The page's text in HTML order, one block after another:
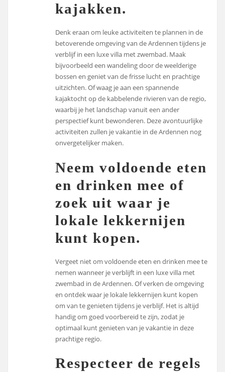
kajakken.
Denk eraan om leuke activiteiten te plannen in de
betoverende omgeving van de Ardennen tijdens je
verblijf in een luxe villa met zwembad. Maak
bijvoorbeeld een wandeling door de weelderige
bossen en geniet van de frisse lucht en prachtige
uitzichten. Of waag je aan een spannende
kajaktocht op de kabbelende rivieren van de regio,
waarbij je het landschap vanuit een ander
perspectief kunt bewonderen. Deze avontuurlijke
activiteiten zullen je vakantie in de Ardennen nog
onvergetelijker maken.
Neem voldoende eten
en drinken mee of
zoek uit waar je
lokale lekkernijen
kunt kopen.
Vergeet niet om voldoende eten en drinken mee te
nemen wanneer je verblijft in een luxe villa met
zwembad in de Ardennen. Of verken de omgeving
en ontdek waar je lokale lekkernijen kunt kopen
om van te genieten tijdens je verblijf. Het is altijd
handig om goed voorbereid te zijn, zodat je
optimaal kunt genieten van je vakantie in deze
prachtige regio.
Respecteer de regels